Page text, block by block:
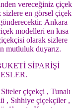
vereceğiniz çiçek
en görsel çiçek
Ankara
modelleri en kısa
olarak sizlere
mutluluk duyarız.
SİPARİŞİ
çiçekçi , Tunalı
, Sıhhiye çiçekçiler ,